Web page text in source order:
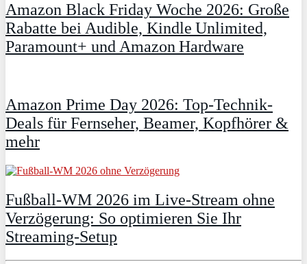
Amazon Black Friday Woche 2026: Große
Rabatte bei Audible, Kindle Unlimited,
Paramount+ und Amazon Hardware
Amazon Prime Day 2026: Top-Technik-
Deals für Fernseher, Beamer, Kopfhörer &
mehr
Fußball-WM 2026 im Live-Stream ohne
Verzögerung: So optimieren Sie Ihr
Streaming-Setup